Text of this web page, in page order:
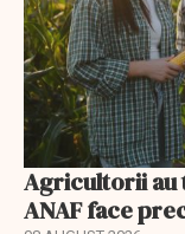
Agricultorii au
ANAF face